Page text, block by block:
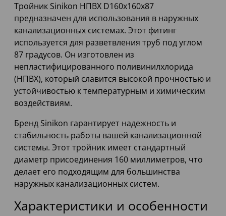
Тройник Sinikon НПВХ D160x160x87
предназначен для использования в наружных
канализационных системах. Этот фитинг
используется для разветвления труб под углом
87 градусов. Он изготовлен из
непластифицированного поливинилхлорида
(НПВХ), который славится высокой прочностью и
устойчивостью к температурным и химическим
воздействиям.
Бренд Sinikon гарантирует надежность и
стабильность работы вашей канализационной
системы. Этот тройник имеет стандартный
диаметр присоединения 160 миллиметров, что
делает его подходящим для большинства
наружных канализационных систем.
Характеристики и особенности